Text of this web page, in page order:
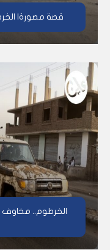
قصة مصورة|
الخرطوم.. مخاوف